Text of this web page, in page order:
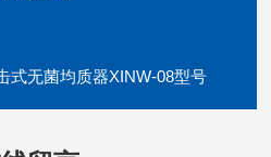
式无菌均质器XINW-08型号